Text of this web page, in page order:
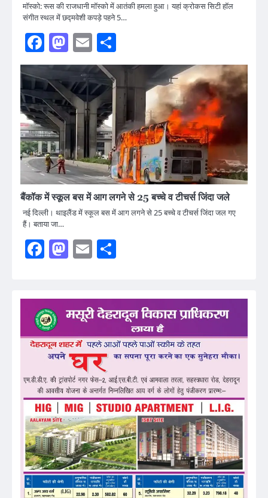
मॉस्को: रूस की राजधानी मॉस्को में आतंकी हमला हुआ। यहां क्रोकस सिटी हॉल
संगीत स्थल में छद्मवेशी कपड़े पहने 5…
Facebook
Mastodon
Email
बैंकॉक में स्कूल बस में आग लगने से 25 बच्चे व टीचर्स जिंदा जले
नई दिल्ली। थाइलैंड में स्कूल बस में आग लगने से 25 बच्चे व टीचर्स जिंदा जल गए
हैं। बताया जा…
Facebook
Mastodon
Email